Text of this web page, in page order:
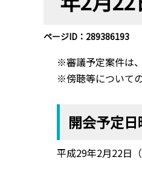
ら
ページID：289386193
※審議予定案件は
※傍聴等について
開会予定
平成29年2月22日